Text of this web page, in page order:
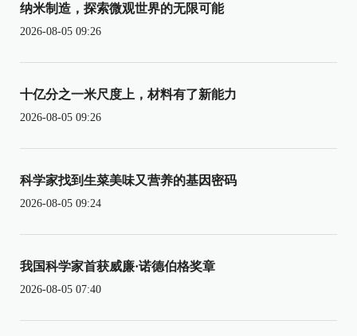
纳米制造，探索微观世界的无限可能
2026-08-05 09:26
十亿分之一米尺度上，材料有了新能力
2026-08-05 09:26
科学家找到生菜美味又营养的基因密码
2026-08-05 09:24
我国科学家首获威廉·诺德伯格奖章
2026-08-05 07:40